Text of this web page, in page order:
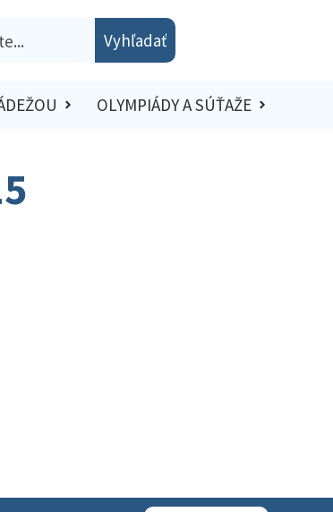
Vyhľadať
OLYMPIÁDY A SÚŤAŽE